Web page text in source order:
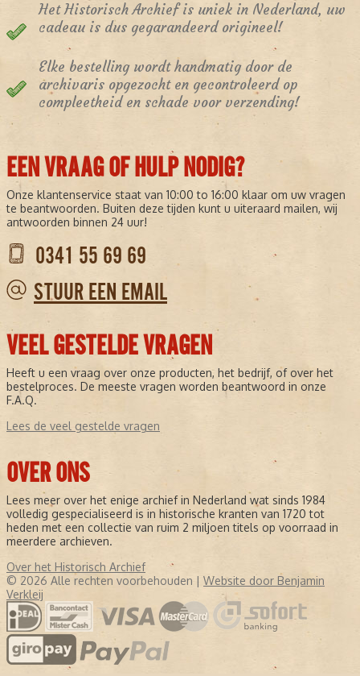
Het Historisch Archief is uniek in Nederland, uw
cadeau is dus gegarandeerd origineel!
Elke bestelling wordt handmatig door de
archivaris opgezocht en gecontroleerd op
compleetheid en schade voor verzending!
EEN VRAAG OF HULP NODIG?
Onze klantenservice staat van 10:00 to 16:00 klaar om uw vragen
te beantwoorden. Buiten deze tijden kunt u uiteraard mailen, wij
antwoorden binnen 24 uur!
0341 55 69 69
STUUR EEN EMAIL
VEEL GESTELDE VRAGEN
Heeft u een vraag over onze producten, het bedrijf, of over het
bestelproces. De meeste vragen worden beantwoord in onze
F.A.Q.
Lees de veel gestelde vragen
OVER ONS
Lees meer over het enige archief in Nederland wat sinds 1984
volledig gespecialiseerd is in historische kranten van 1720 tot
heden met een collectie van ruim 2 miljoen titels op voorraad in
meerdere archieven.
Over het Historisch Archief
© 2026 Alle rechten voorbehouden | Website door Benjamin
Verkleij